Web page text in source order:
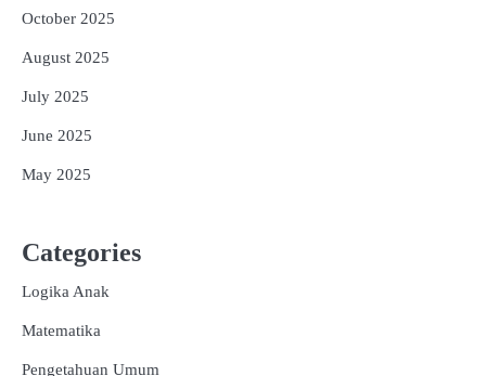
October 2025
August 2025
July 2025
June 2025
May 2025
Categories
Logika Anak
Matematika
Pengetahuan Umum